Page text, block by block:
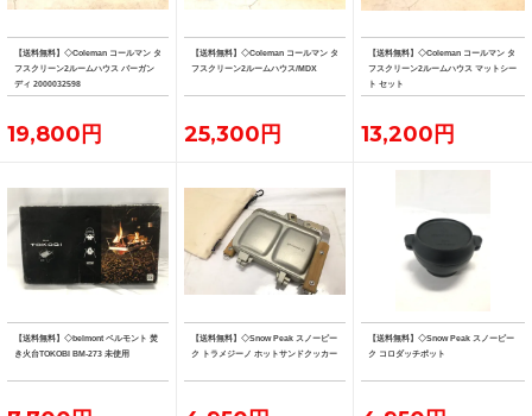
【送料無料】◇Coleman コールマン タ
フスクリーン2ルームハウス バーガン
ディ 2000032598
19,800円
【送料無料】◇Coleman コールマン タ
フスクリーン2ルームハウス/MDX
25,300円
【送料無料】◇Coleman コールマン タ
フスクリーン2ルームハウス マットシー
ト セット
13,200円
【送料無料】◇belmont ベルモント 焚
き火台TOKOBI BM-273 未使用
【送料無料】◇Snow Peak スノーピー
ク トラメジーノ ホットサンドクッカー
【送料無料】◇Snow Peak スノーピー
ク コロダッチポット